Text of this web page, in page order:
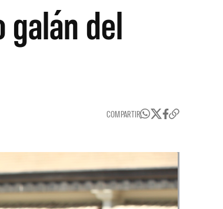
galán del
COMPARTIR